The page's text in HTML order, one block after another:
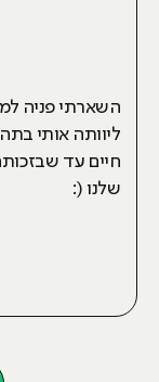
השארתי פניה
ליוותה אותי
שלנו (: